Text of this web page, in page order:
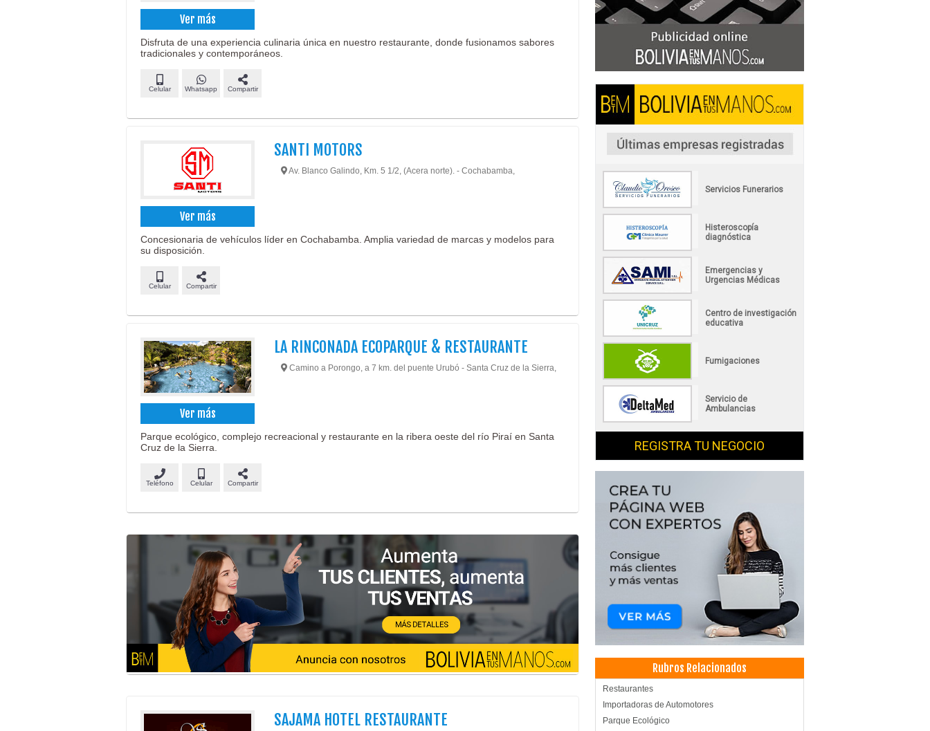
Ver más
Disfruta de una experiencia culinaria única en nuestro restaurante, donde fusionamos sabores
tradicionales y contemporáneos.
Celular Whatsapp Compartir
Ver más
SANTI MOTORS
Av. Blanco Galindo, Km. 5 1/2, (Acera norte). - Cochabamba,
Concesionaria de vehículos líder en Cochabamba. Amplia variedad de marcas y modelos para
su disposición.
Celular Compartir
Ver más
LA RINCONADA ECOPARQUE & RESTAURANTE
Camino a Porongo, a 7 km. del puente Urubó - Santa Cruz de la Sierra,
Parque ecológico, complejo recreacional y restaurante en la ribera oeste del río Piraí en Santa
Cruz de la Sierra.
Teléfono Celular Compartir
SAJAMA HOTEL RESTAURANTE
Servicios Funerarios
Histeroscopía
diagnóstica
Emergencias y
Urgencias Médicas
Centro de investigación
educativa
Fumigaciones
Servicio de
Ambulancias
REGISTRA TU NEGOCIO
Rubros Relacionados
Restaurantes
Importadoras de Automotores
Parque Ecológico